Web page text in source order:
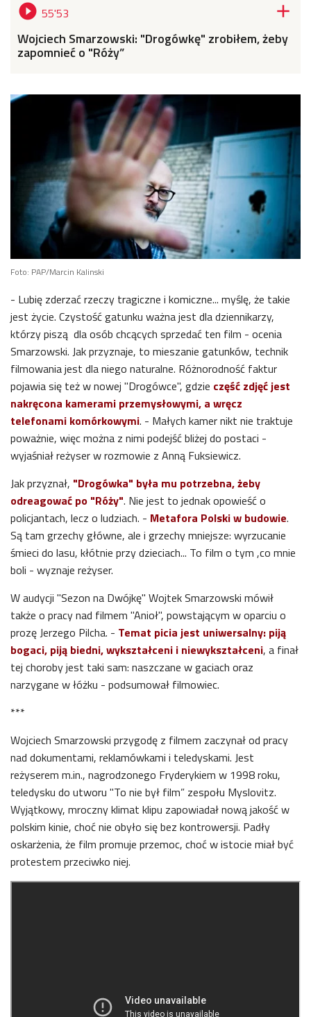
 55'53 
Wojciech Smarzowski: "Drogówkę" zrobiłem, żeby
zapomnieć o "Róży”
Foto: PAP/Marcin Kalinski
- Lubię zderzać rzeczy tragiczne i komiczne... myślę, że takie
jest życie. Czystość gatunku ważna jest dla dziennikarzy,
którzy piszą dla osób chcących sprzedać ten film - ocenia
Smarzowski. Jak przyznaje, to mieszanie gatunków, technik
filmowania jest dla niego naturalne. Różnorodność faktur
pojawia się też w nowej "Drogówce", gdzie część zdjęć jest
nakręcona kamerami przemysłowymi, a wręcz
telefonami komórkowymi. - Małych kamer nikt nie traktuje
poważnie, więc można z nimi podejść bliżej do postaci -
wyjaśniał reżyser w rozmowie z Anną Fuksiewicz.
Jak przyznał, "Drogówka" była mu potrzebna, żeby
odreagować po "Róży". Nie jest to jednak opowieść o
policjantach, lecz o ludziach. - Metafora Polski w budowie.
Są tam grzechy główne, ale i grzechy mniejsze: wyrzucanie
śmieci do lasu, kłótnie przy dzieciach... To film o tym ,co mnie
boli - wyznaje reżyser.
W audycji "Sezon na Dwójkę" Wojtek Smarzowski mówił
także o pracy nad filmem "Anioł", powstającym w oparciu o
prozę Jerzego Pilcha. - Temat picia jest uniwersalny: piją
bogaci, piją biedni, wykształceni i niewykształceni, a finał
tej choroby jest taki sam: naszczane w gaciach oraz
narzygane w łóżku - podsumował filmowiec.
***
Wojciech Smarzowski przygodę z filmem zaczynał od pracy
nad dokumentami, reklamówkami i teledyskami. Jest
reżyserem m.in., nagrodzonego Fryderykiem w 1998 roku,
teledysku do utworu "To nie był film” zespołu Myslovitz.
Wyjątkowy, mroczny klimat klipu zapowiadał nową jakość w
polskim kinie, choć nie obyło się bez kontrowersji. Padły
oskarżenia, że film promuje przemoc, choć w istocie miał być
protestem przeciwko niej.